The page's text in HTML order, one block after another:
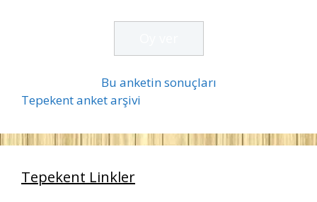
Bu anketin sonuçları
Tepekent anket arşivi
Tepekent Linkler